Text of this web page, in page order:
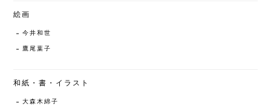
絵画
今井和世
鷹尾葉子
和紙・書・イラスト
大森木綿子